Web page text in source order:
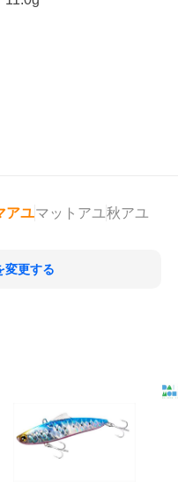
アユマットアユ秋アユ
変更する